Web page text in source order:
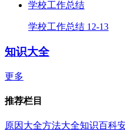
学校工作总结
学校工作总结 12-13
知识大全
更多
推荐栏目
原因大全方法大全知识百科